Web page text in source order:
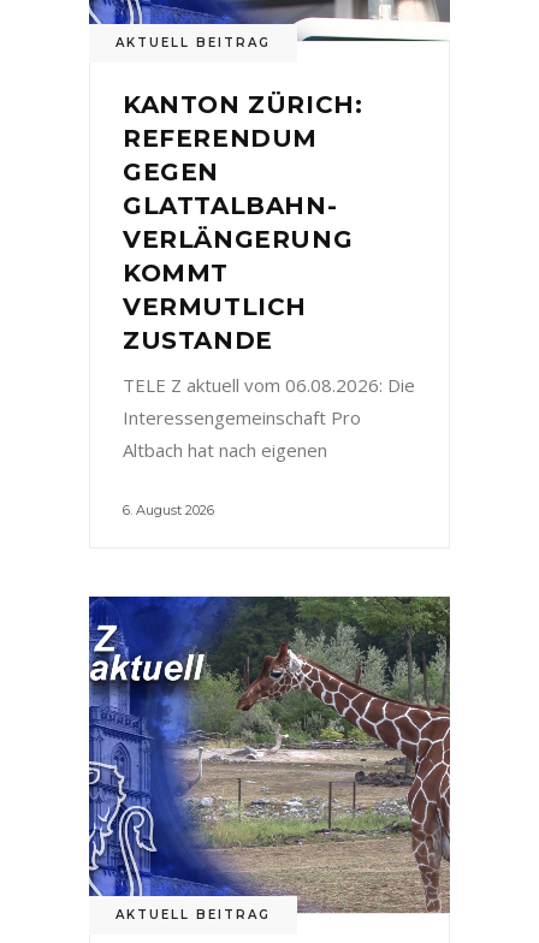
AKTUELL BEITRAG
KANTON ZÜRICH:
REFERENDUM
GEGEN
GLATTALBAHN-
VERLÄNGERUNG
KOMMT
VERMUTLICH
ZUSTANDE
TELE Z aktuell vom 06.08.2026: Die
Interessengemeinschaft Pro
Altbach hat nach eigenen
6. August 2026
AKTUELL BEITRAG